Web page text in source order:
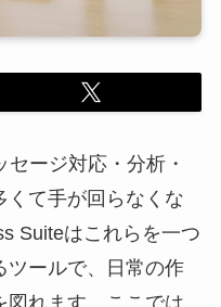
ージ対応・分析・
くて手が回らなくな
Suiteはこれらを一つ
ツールで、日常の作
図れます。ここでは